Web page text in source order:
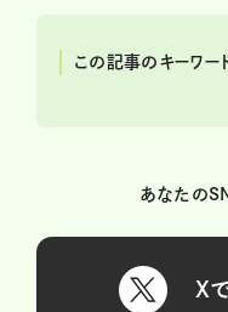
この記事のキーワー
あなたの
X